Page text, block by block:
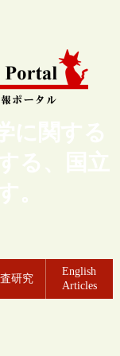
に関する
る、国立
。
研究
English
Articles